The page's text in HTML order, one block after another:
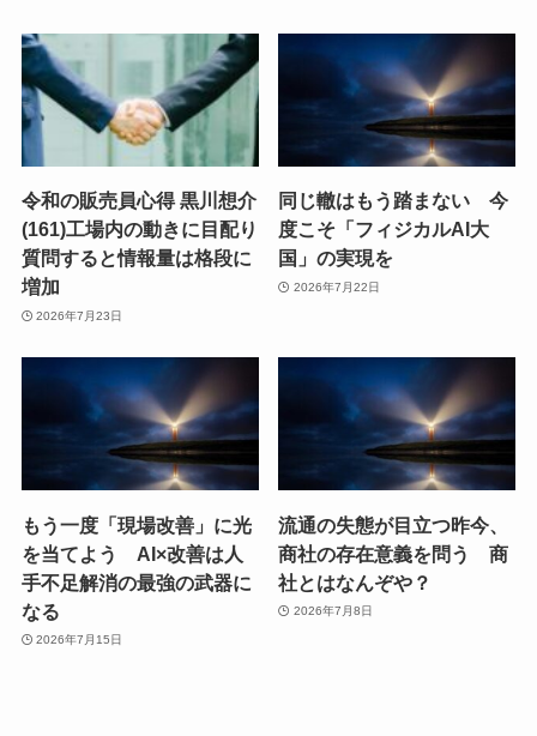
令和の販売員心得 黒川想介
(161)工場内の動きに目配り
質問すると情報量は格段に
増加
2026年7月23日
同じ轍はもう踏まない 今
度こそ「フィジカルAI大
国」の実現を
2026年7月22日
もう一度「現場改善」に光
を当てよう AI×改善は人
手不足解消の最強の武器に
なる
2026年7月15日
流通の失態が目立つ昨今、
商社の存在意義を問う 商
社とはなんぞや？
2026年7月8日